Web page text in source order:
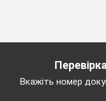
Вкажіть номер